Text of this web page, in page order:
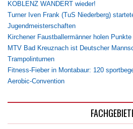
KOBLENZ WANDERT wieder!
Turner Iven Frank (TuS Niederberg)
Jugendmeisterschaften
Kirchener Faustballermänner holen
MTV Bad Kreuznach ist Deutscher
Trampolinturnen
Fitness-Fieber in Montabaur: 120
Aerobic-Convention